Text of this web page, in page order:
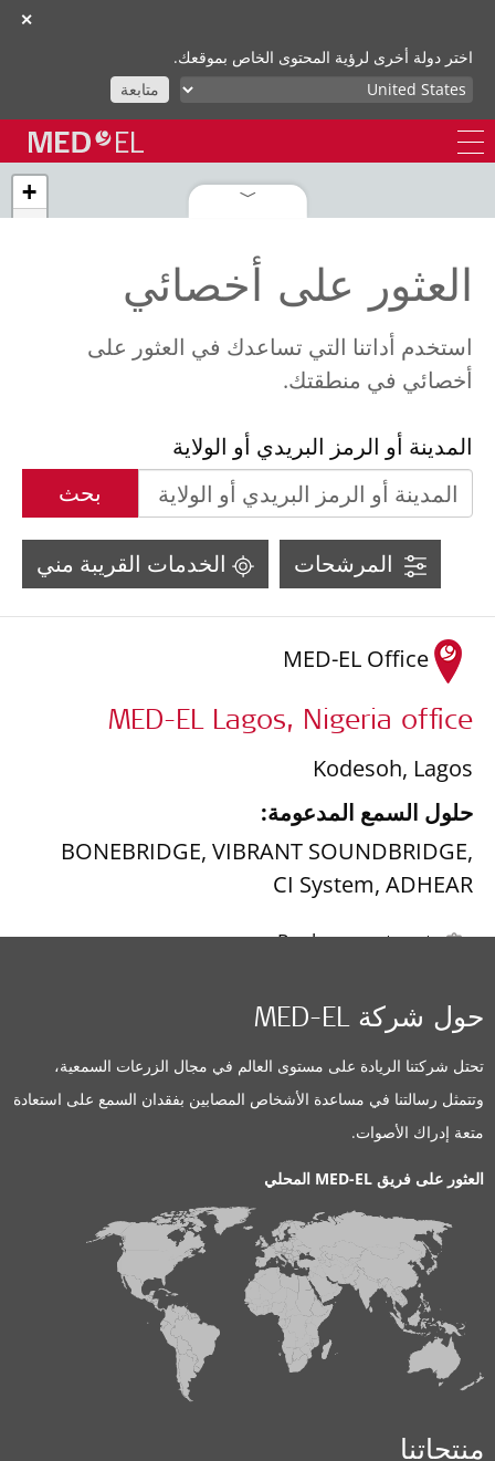
✕
اختر دولة أخرى لرؤية المحتوى الخاص بموقعك.
متابعة
260
471
+
العثور على أخصائي
استخدم أداتنا التي تساعدك في العثور على
أخصائي في منطقتك.
المدينة أو الرمز البريدي أو الولاية
بحث
الخدمات القريبة مني المرشحات
MED-EL Office
MED-EL Lagos, Nigeria office
Kodesoh, Lagos
حلول السمع المدعومة:
BONEBRIDGE, VIBRANT SOUNDBRIDGE,
CI System, ADHEAR
Replacement parts
تفاصيل معلومات الاتصال
Clinic
Benoit Afrique Auditions Cameroun
Quartier Nsam,Yaoundé
حلول السمع المدعومة:
BONEBRIDGE
VIBRANT SOUNDBRIDGE
EAS System
CI System ADHEAR
حول شركة MED-EL
تحتل شركتنا الريادة على مستوى العالم في مجال الزرعات السمعية،
وتتمثل رسالتنا في مساعدة الأشخاص المصابين بفقدان السمع على استعادة
متعة إدراك الأصوات.
العثور على فريق MED-EL المحلي
منتجاتنا